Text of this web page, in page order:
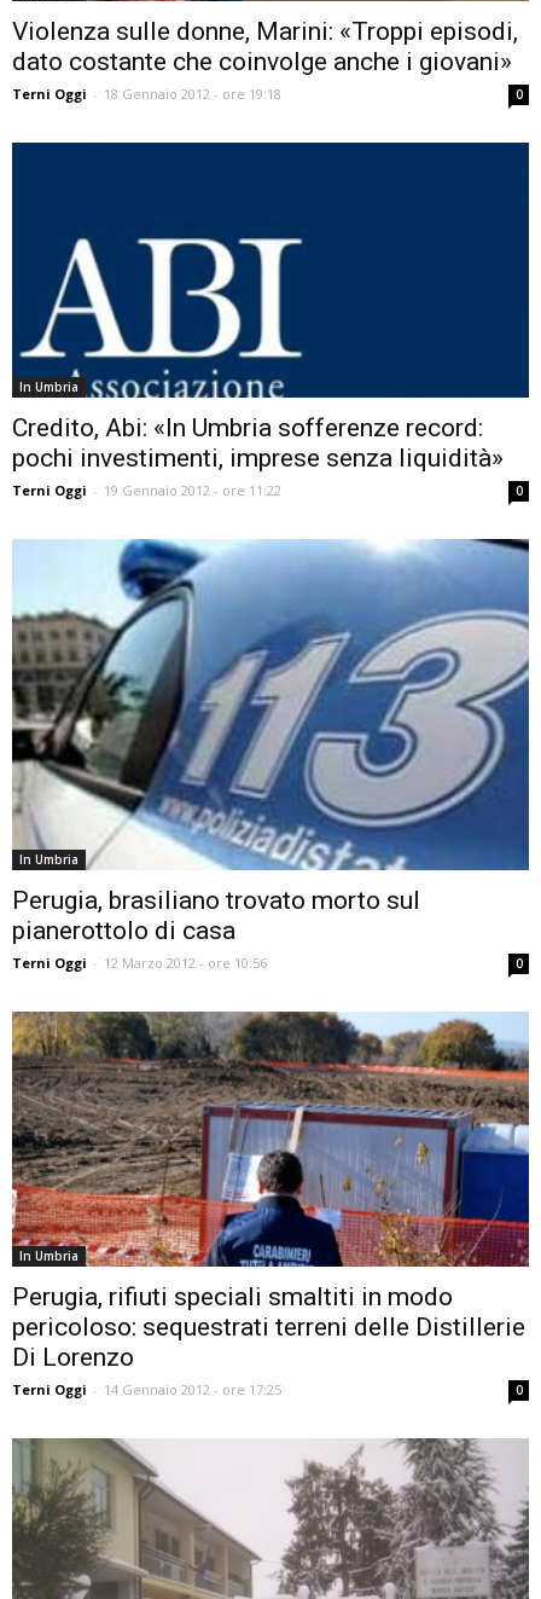
Violenza sulle donne, Marini: «Troppi episodi,
dato costante che coinvolge anche i giovani»
Terni Oggi - 18 Gennaio 2012 - ore 19:18 0
In Umbria
Credito, Abi: «In Umbria sofferenze record:
pochi investimenti, imprese senza liquidità»
Terni Oggi - 19 Gennaio 2012 - ore 11:22 0
In Umbria
Perugia, brasiliano trovato morto sul
pianerottolo di casa
Terni Oggi - 12 Marzo 2012 - ore 10:56 0
In Umbria
Perugia, rifiuti speciali smaltiti in modo
pericoloso: sequestrati terreni delle Distillerie
Di Lorenzo
Terni Oggi - 14 Gennaio 2012 - ore 17:25 0